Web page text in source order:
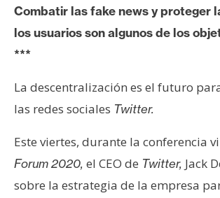
B
i
i
n
E
t
Combatir las fake news y proteger
los usuarios son algunos de los
***
La descentralización es el futuro
las redes sociales Twitter.
Este viertes, durante la conferencia
Forum 2020, el CEO de Twitter, Jack
sobre la estrategia de la empresa